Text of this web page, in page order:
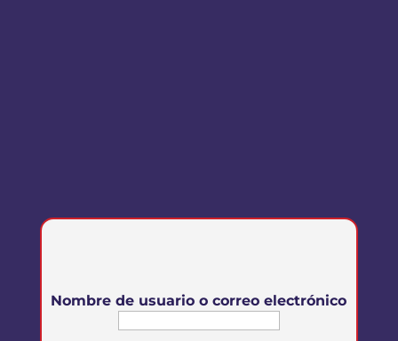
Nombre de usuario o correo electrónico